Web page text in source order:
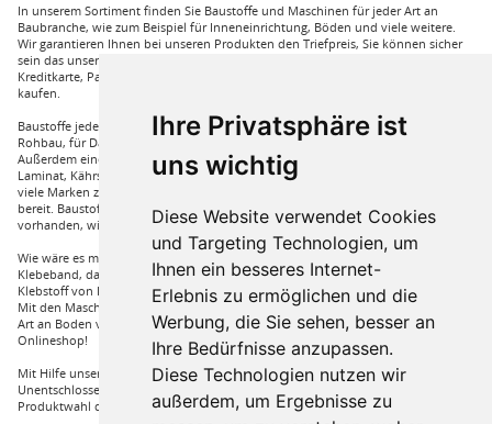
Ihre Privatsphäre ist
uns wichtig
Diese Website verwendet Cookies
und Targeting Technologien, um
Ihnen ein besseres Internet-
Erlebnis zu ermöglichen und die
Werbung, die Sie sehen, besser an
Ihre Bedürfnisse anzupassen.
Diese Technologien nutzen wir
außerdem, um Ergebnisse zu
In unserem Sortiment finden Sie Baustoffe und Maschinen für jeder Art an
Baubranche, wie zum Beispiel für Inneneinrichtung, Böden und viele weitere.
Wir garantieren Ihnen bei unseren Produkten den Triefpreis, Sie können sicher
sein das unsere Preisangebote die besten sind. Sie können bei uns mit
Kreditkarte, Paypal und auch mit Vorkasse bei uns auf Rechnung Baustoffe
kaufen.
Baustoffe jeder Art die sie für ihren Haus benötigen, wie beispielsweise für den
Rohbau, für Dämmungen für ihr Haus und für den Innenausbau. Wir führen
Außerdem eine große Auswahl an Bodenbelägen wie GUNREBEN Parkett, JOKA
Laminat, Kährs Parkett, Pardor Laminat, PCV Boden der Marke Wefloor und
viele Marken zu Fliesen, hierzu steht unser Service Team aus Fachprofis zur Hilfe
bereit. Baustoffe für den Außenbereich haben wir ebenso in unserem Sortiment
vorhanden, wie Dachfenster, Gartenhäuser und auch diverse Zäune.
Wie wäre es mit Klebstoffe von Uzin, wie zum Beispiel das Aluminium
Klebeband, dass Sie auch bei hoher Hitze einsetzen können oder auch ein
Klebstoff von Bona, dass für verkleben von Massivholzdielen in Einsatz kommt.
Mit den Maschinen von Wolff und Janser können sie im Handumdrehen jeder
Art an Boden verarbeiten. Vieles mehr an Marken und Artikel nur bei uns im
Onlineshop!
Mit Hilfe unserer Service Hotline sind Sie nur mit einem Anruf von ihrer
Unentschlossenheit erlöst und bekommen von einem Fachprofi die beste
Produktwahl die für sie relevant ist.